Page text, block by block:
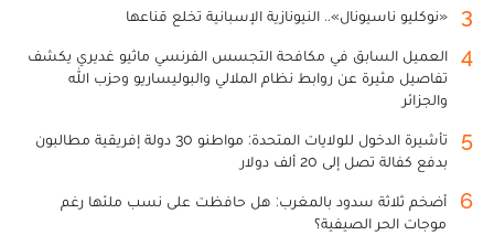
3 «نوكليو ناسيونال».. النيونازية الإسبانية تخلع قناعها
4
العميل السابق في مكافحة التجسس الفرنسي ماثيو غديري يكشف
تفاصيل مثيرة عن روابط نظام الملالي والبوليساريو وحزب الله
والجزائر
5
تأشيرة الدخول للولايات المتحدة: مواطنو 30 دولة إفريقية مطالبون
بدفع كفالة تصل إلى 20 ألف دولار
6
أضخم ثلاثة سدود بالمغرب: هل حافظت على نسب ملئها رغم
موجات الحر الصيفية؟